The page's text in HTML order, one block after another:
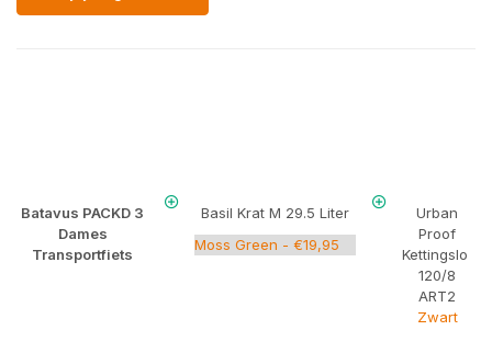
Batavus PACKD 3
Dames
Transportfiets
Basil Krat M 29.5 Liter
Urban
Proof
Kettingslot
120/8
ART2
Zwart